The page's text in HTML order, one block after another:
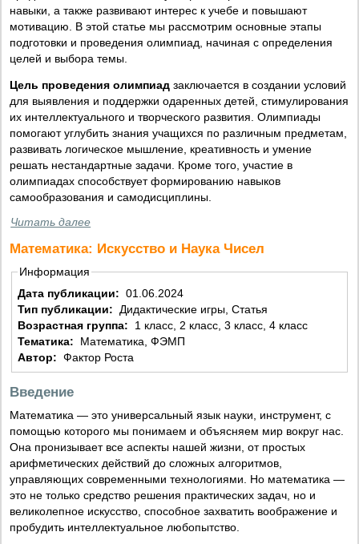
навыки, а также развивают интерес к учебе и повышают
мотивацию. В этой статье мы рассмотрим основные этапы
подготовки и проведения олимпиад, начиная с определения
целей и выбора темы.
Цель проведения олимпиад заключается в создании условий
для выявления и поддержки одаренных детей, стимулирования
их интеллектуального и творческого развития. Олимпиады
помогают углубить знания учащихся по различным предметам,
развивать логическое мышление, креативность и умение
решать нестандартные задачи. Кроме того, участие в
олимпиадах способствует формированию навыков
самообразования и самодисциплины.
Читать далее
Математика: Искусство и Наука Чисел
Информация
Дата публикации: 01.06.2024
Тип публикации: Дидактические игры, Статья
Возрастная группа:
1 класс, 2 класс, 3 класс, 4 класс
Тематика:
Математика, ФЭМП
Автор: Фактор Роста
Введение
Математика — это универсальный язык науки, инструмент, с
помощью которого мы понимаем и объясняем мир вокруг нас.
Она пронизывает все аспекты нашей жизни, от простых
арифметических действий до сложных алгоритмов,
управляющих современными технологиями. Но математика —
это не только средство решения практических задач, но и
великолепное искусство, способное захватить воображение и
пробудить интеллектуальное любопытство.